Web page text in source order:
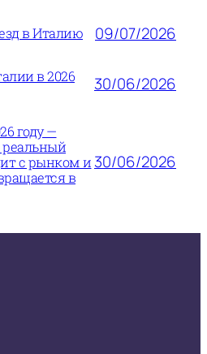
в Италию 09/07/2026
в 2026
30/06/2026
году —
с рынком и
в
30/06/2026